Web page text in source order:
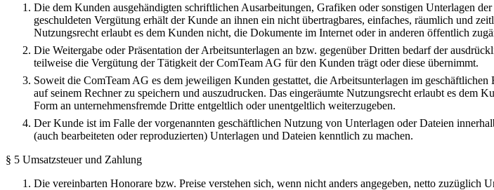
Die dem Kunden ausgehändigten schriftlichen Ausarbeitungen, Grafiken oder sonstigen Unterlagen
geschuldeten Vergütung erhält der Kunde an ihnen ein nicht übertragbares, einfaches, räumlich und
Nutzungsrecht erlaubt es dem Kunden nicht, die Dokumente im Internet oder in anderen öffentlich
Die Weitergabe oder Präsentation der Arbeitsunterlagen an bzw. gegenüber Dritten bedarf der
teilweise die Vergütung der Tätigkeit der ComTeam AG für den Kunden trägt oder diese übernimmt.
Soweit die ComTeam AG es dem jeweiligen Kunden gestattet, die Arbeitsunterlagen im
auf seinem Rechner zu speichern und auszudrucken. Das eingeräumte Nutzungsrecht erlaubt es
Form an unternehmensfremde Dritte entgeltlich oder unentgeltlich weiterzugeben.
Der Kunde ist im Falle der vorgenannten geschäftlichen Nutzung von Unterlagen oder Dateien
(auch bearbeiteten oder reproduzierten) Unterlagen und Dateien kenntlich zu machen.
§ 5 Umsatzsteuer und Zahlung
Die vereinbarten Honorare bzw. Preise verstehen sich, wenn nicht anders angegeben, netto zuzüglich